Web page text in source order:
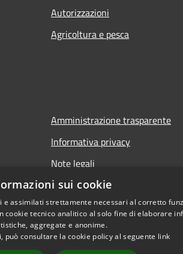
Autorizzazioni
Agricoltura e pesca
Amministrazione trasparente
Informativa privacy
Note legali
Dichiarazione di accessibilità
sui cookie
e assimilati strettamente necessari al corretto
cookie tecnico analitico al solo fine di elaborare
aggregate e anonime.
può consultare la cookie policy al seguente link